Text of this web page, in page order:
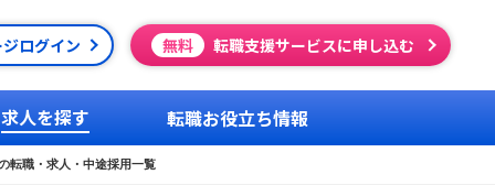
ログイン 無料 転職支援サービスに申し込む
求人を探す 転職お役立ち情報
転職・求人・中途採用一覧